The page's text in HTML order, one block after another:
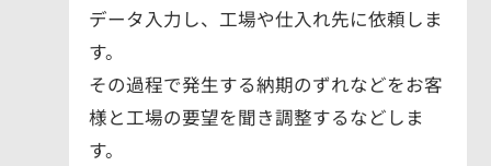
データ入力し、工場や仕入れ先に依頼しま
す。
その過程で発生する納期のずれなどをお客
様と工場の要望を聞き調整するなどしま
す。